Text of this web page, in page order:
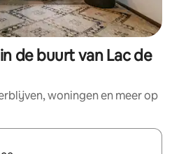
de buurt van Lac de
woningen en meer op